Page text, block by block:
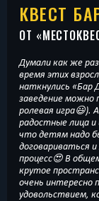
КВЕСТ
ОТ «
Думали как же
время этих
наткнулись «Бар
заведение можно
ролевая игра😃).
радостные лица и
что детям надо
договариваться
процесс😍 В
крутое
очень интересно
удовольствием,